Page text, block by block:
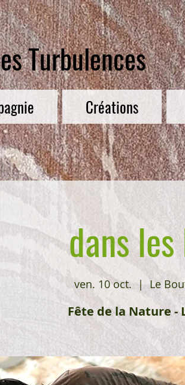
Turbulences
Créations
dans
ven. 10 oct.
  |
Le
Fête de la Nature -